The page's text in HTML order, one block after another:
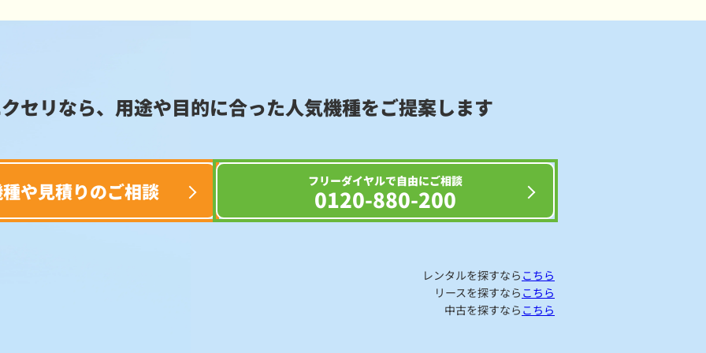
セリなら、用途や目的に合った人気機種をご提案します
や見積りのご相談 フリーダイヤルで自由にご相談
0120-880-200
レンタルを探すなら こちら
リースを探すなら こちら
中古を探すなら こちら